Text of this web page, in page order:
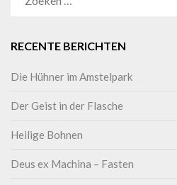
RECENTE BERICHTEN
Die Hühner im Amstelpark
Der Geist in der Flasche
Heilige Bohnen
Deus ex Machina – Fasten